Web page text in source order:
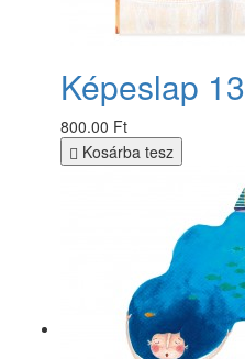
Képeslap 13
800.00 Ft
Kosárba tesz